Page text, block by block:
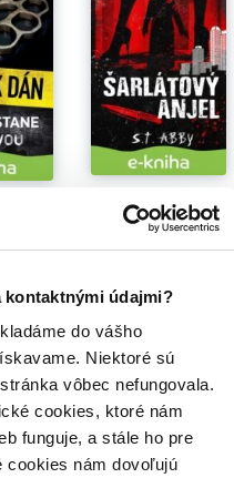
kontaktnými údajmi?
do vášho
Niektoré sú
vôbec nefungovala.
cookies, ktoré nám
funguje, a stále ho pre
nám dovoľujú
Šarlátový anjel
S.T. Abby
5,84€
Filtrovať